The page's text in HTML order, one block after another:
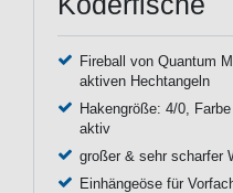
Fireball von Quantum
aktiven Hechtangeln
Hakengröße: 4/0,
aktiv
großer & sehr scharfer
Einhängeöse für